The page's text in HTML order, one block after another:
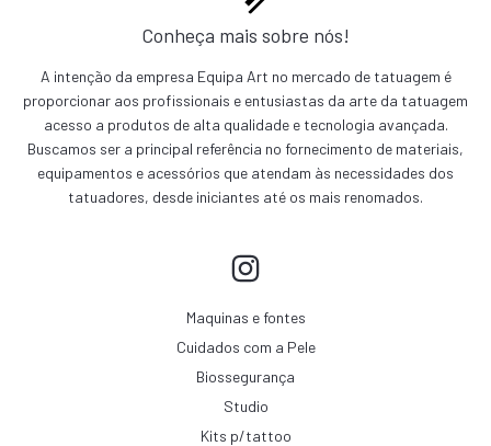
Conheça mais sobre nós!
A intenção da empresa Equipa Art no mercado de tatuagem é
proporcionar aos profissionais e entusiastas da arte da tatuagem
acesso a produtos de alta qualidade e tecnologia avançada.
Buscamos ser a principal referência no fornecimento de materiais,
equipamentos e acessórios que atendam às necessidades dos
tatuadores, desde iniciantes até os mais renomados.
Maquinas e fontes
Cuidados com a Pele
Biossegurança
Studio
Kits p/tattoo